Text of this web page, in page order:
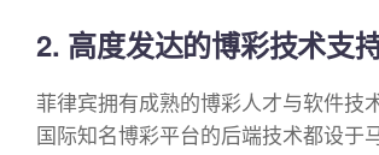
2. 高度发达的博彩技术支
菲律宾拥有成熟的博彩人才与软件技
国际知名博彩平台的后端技术都设于